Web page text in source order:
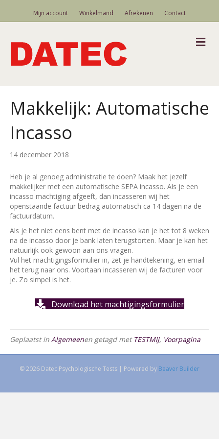
Mijn account Winkelmand Afrekenen Contact
Makkelijk: Automatische
Incasso
14 december 2018
Heb je al genoeg administratie te doen? Maak het jezelf
makkelijker met een automatische SEPA incasso. Als je een
incasso machtiging afgeeft, dan incasseren wij het
openstaande factuur bedrag automatisch ca 14 dagen na de
factuurdatum.
Als je het niet eens bent met de incasso kan je het tot 8 weken
na de incasso door je bank laten terugstorten. Maar je kan het
natuurlijk ook gewoon aan ons vragen.
Vul het machtigingsformulier in, zet je handtekening, en email
het terug naar ons. Voortaan incasseren wij de facturen voor
je. Zo simpel is het.
Download het machtigingsformulier
Geplaatst in Algemeenen getagd met TESTMIJ, Voorpagina
© 2026 Datec Psychologische Tests | Powered by Beaver Builder